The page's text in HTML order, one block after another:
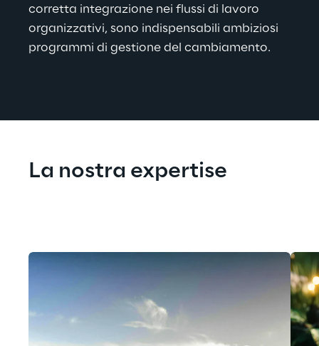
corretta integrazione nei flussi di lavoro
organizzativi, sono indispensabili ambiziosi
programmi di gestione del cambiamento.
La nostra expertise